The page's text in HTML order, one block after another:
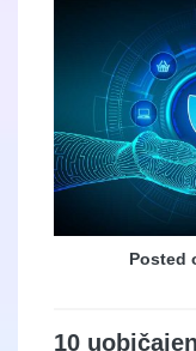
Posted
10